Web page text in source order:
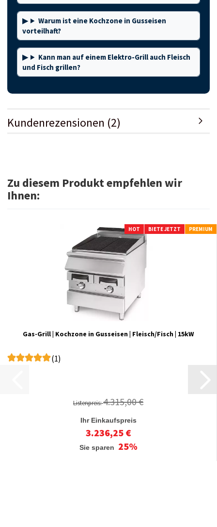
Warum ist eine Kochzone in Gusseisen
vorteilhaft?
Kann man auf einem Elektro-Grill auch Fleisch
und Fisch grillen?
Kundenrezensionen (2)
Zu diesem Produkt empfehlen wir
Ihnen:
HOT BIETE JETZT PREMIUM
Gas-Grill | Kochzone in Gusseisen | Fleisch/Fisch | 15kW
(1)
Listenpreis:4.315,00 €
Ihr Einkaufspreis
3.236,25 €
Sie sparen 25%